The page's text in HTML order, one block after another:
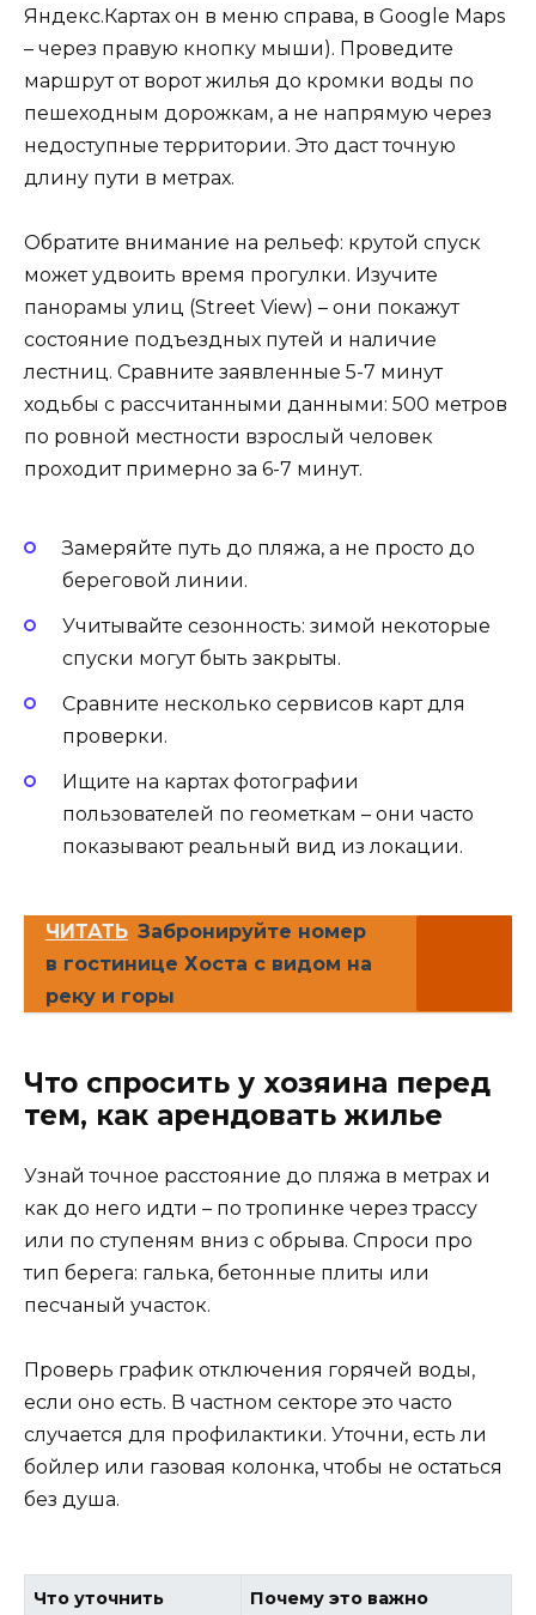
Яндекс.Картах он в меню справа, в Google Maps
– через правую кнопку мыши). Проведите
маршрут от ворот жилья до кромки воды по
пешеходным дорожкам, а не напрямую через
недоступные территории. Это даст точную
длину пути в метрах.
Обратите внимание на рельеф: крутой спуск
может удвоить время прогулки. Изучите
панорамы улиц (Street View) – они покажут
состояние подъездных путей и наличие
лестниц. Сравните заявленные 5-7 минут
ходьбы с рассчитанными данными: 500 метров
по ровной местности взрослый человек
проходит примерно за 6-7 минут.
Замеряйте путь до пляжа, а не просто до
береговой линии.
Учитывайте сезонность: зимой некоторые
спуски могут быть закрыты.
Сравните несколько сервисов карт для
проверки.
Ищите на картах фотографии
пользователей по геометкам – они часто
показывают реальный вид из локации.
ЧИТАТЬ Забронируйте номер
в гостинице Хоста с видом на
реку и горы
Что спросить у хозяина перед
тем, как арендовать жилье
Узнай точное расстояние до пляжа в метрах и
как до него идти – по тропинке через трассу
или по ступеням вниз с обрыва. Спроси про
тип берега: галька, бетонные плиты или
песчаный участок.
Проверь график отключения горячей воды,
если оно есть. В частном секторе это часто
случается для профилактики. Уточни, есть ли
бойлер или газовая колонка, чтобы не остаться
без душа.
Что уточнить Почему это важно